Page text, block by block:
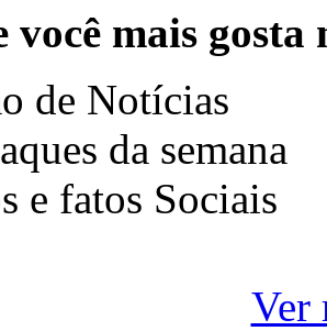
você mais
de Notícias
da semana
e fatos Sociais
Ver